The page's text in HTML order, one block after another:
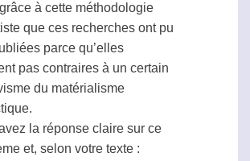
à cette méthodologie
que ces recherches ont pu
parce qu’elles
pas contraires à un certain
du matérialisme
la réponse claire sur ce
et, selon votre texte :